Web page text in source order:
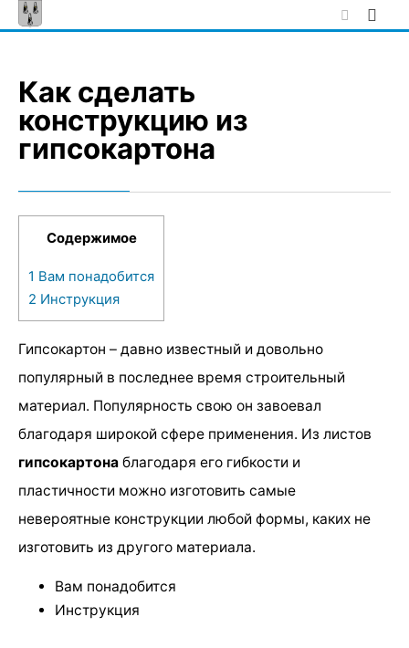
Skip
to
Как сделать
конструкцию из
гипсокартона
Содержимое
1 Вам понадобится
2 Инструкция
Гипсокартон – давно известный и довольно
популярный в последнее время строительный
материал. Популярность свою он завоевал
благодаря широкой сфере применения. Из листов
гипсокартона благодаря его гибкости и
пластичности можно изготовить самые
невероятные конструкции любой формы, каких не
изготовить из другого материала.
Вам понадобится
Инструкция